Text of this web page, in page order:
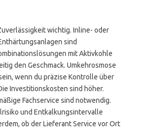
wichtig. Inline- oder
sind
mit Aktivkohle
den Geschmack. Umkehrosmose
wenn du präzise Kontrolle über
Investitionskosten sind höher.
Fachservice sind notwendig.
und Entkalkungsintervalle
ob der Lieferant Service vor Ort